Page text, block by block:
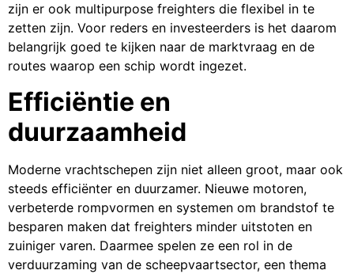
zijn er ook multipurpose freighters die flexibel in te
zetten zijn. Voor reders en investeerders is het daarom
belangrijk goed te kijken naar de marktvraag en de
routes waarop een schip wordt ingezet.
Efficiëntie en
duurzaamheid
Moderne vrachtschepen zijn niet alleen groot, maar ook
steeds efficiënter en duurzamer. Nieuwe motoren,
verbeterde rompvormen en systemen om brandstof te
besparen maken dat freighters minder uitstoten en
zuiniger varen. Daarmee spelen ze een rol in de
verduurzaming van de scheepvaartsector, een thema